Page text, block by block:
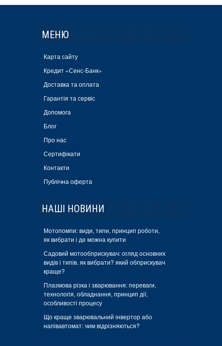
МЕНЮ
Карта сайту
Кредит «Сенс-Банк»
Доставка та оплата
Гарантія та сервіс
Допомога
Блог
Про нас
Сертифікати
Контакти
Публічна оферта
НАШІ НОВИНИ
Мотопомпи: види, типи, принцип роботи,
як вибрати і де можна купити
Садовий мотообприскувач: огляд основних
видів і типів. як вибрати? який обприскувач
краще?
Плазмова різка і зварювання: переваги,
технологія, обладнання, принцип дії,
особливості процесу
Що краще зварювальний інвертор або
напівавтомат: чим відрізняються?